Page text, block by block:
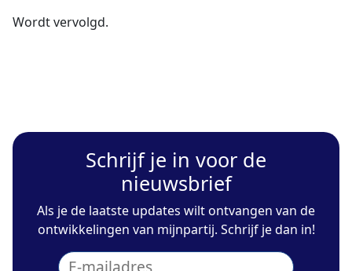
Wordt vervolgd.
Schrijf je in voor de
nieuwsbrief
Als je de laatste updates wilt ontvangen van de
ontwikkelingen van mijnpartij. Schrijf je dan in!